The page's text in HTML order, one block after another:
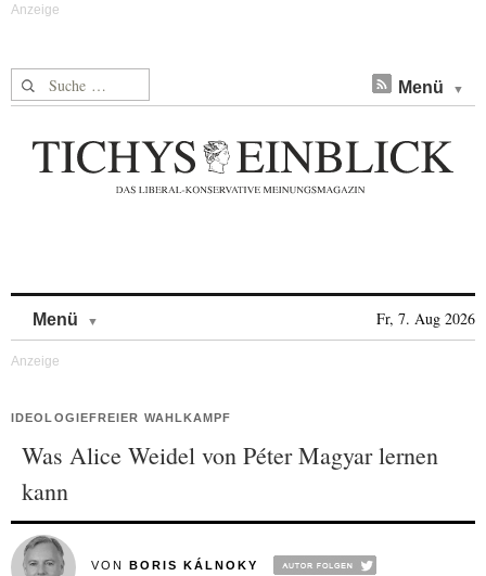
Suche nach: Menü
Menü Fr, 7. Aug 2026
IDEOLOGIEFREIER WAHLKAMPF
Was Alice Weidel von Péter Magyar lernen
kann
VON BORIS KÁLNOKY